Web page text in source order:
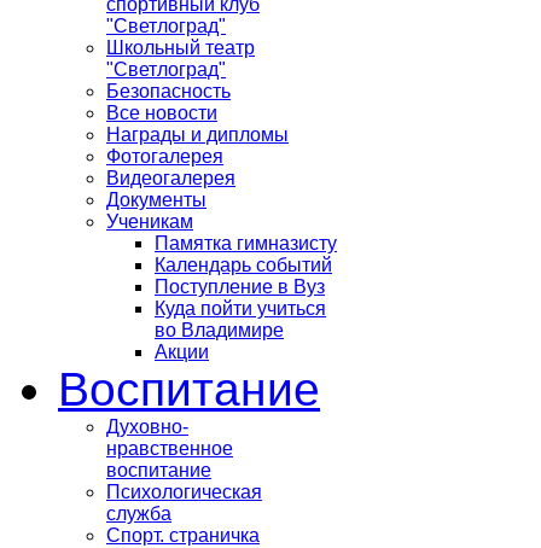
спортивный клуб
"Светлоград"
Школьный театр
"Светлоград"
Безопасность
Все новости
Награды и дипломы
Фотогалерея
Видеогалерея
Документы
Ученикам
Памятка гимназисту
Календарь событий
Поступление в Вуз
Куда пойти учиться
во Владимире
Акции
Воспитание
Духовно-
нравственное
воспитание
Психологическая
служба
Спорт. страничка